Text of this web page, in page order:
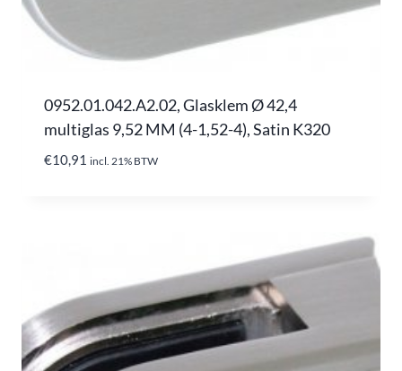
0952.01.042.A2.02, Glasklem Ø 42,4
multiglas 9,52 MM (4-1,52-4), Satin K320
€10,91 incl. 21% BTW